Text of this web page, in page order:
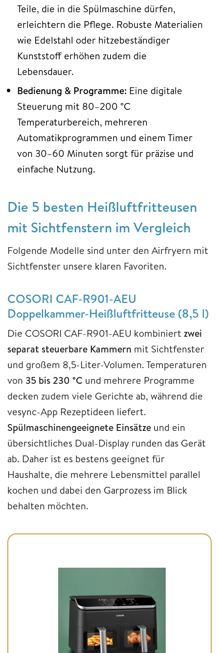
Teile, die in die Spülmaschine dürfen,
erleichtern die Pflege. Robuste Materialien
wie Edelstahl oder hitzebeständiger
Kunststoff erhöhen zudem die
Lebensdauer.
Bedienung & Programme: Eine digitale
Steuerung mit 80–200 °C
Temperaturbereich, mehreren
Automatikprogrammen und einem Timer
von 30–60 Minuten sorgt für präzise und
einfache Nutzung.
Die 5 besten Heißluftfritteusen
mit Sichtfenstern im Vergleich
Folgende Modelle sind unter den Airfryern mit
Sichtfenster unsere klaren Favoriten.
COSORI CAF-R901-AEU
Doppelkammer-Heißluftfritteuse (8,5 l)
Die COSORI CAF-R901-AEU kombiniert zwei
separat steuerbare Kammern mit Sichtfenster
und großem 8,5-Liter-Volumen. Temperaturen
von 35 bis 230 °C und mehrere Programme
decken zudem viele Gerichte ab, während die
vesync-App Rezeptideen liefert.
Spülmaschinengeeignete Einsätze und ein
übersichtliches Dual-Display runden das Gerät
ab. Daher ist es bestens geeignet für
Haushalte, die mehrere Lebensmittel parallel
kochen und dabei den Garprozess im Blick
behalten möchten.